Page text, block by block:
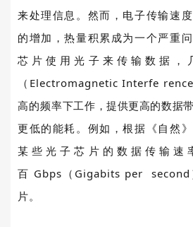
来处理信息。然而，电子传输速
的增加，热量积累成为一个严重
芯片使用光子来传输数据，
（ Electromagnetic Interfe rence
高的频率下工作，提供更高的数据
更低的能耗。例如，根据《自然
某些光子芯片的数据传输速
百 Gbps （ Gigabits per second
片。